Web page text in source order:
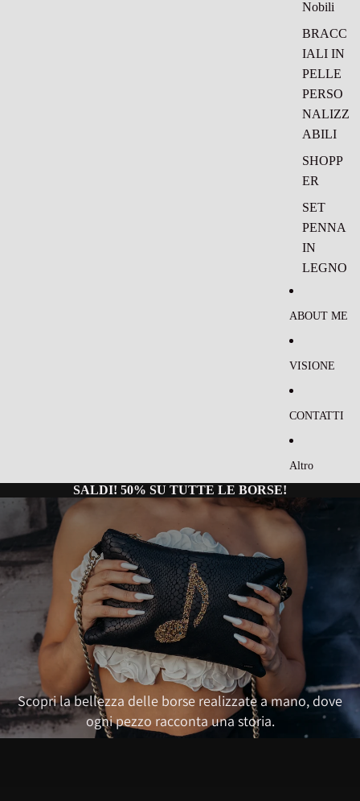
Nobili
BRACC
IALI IN
PELLE
PERSO
NALIZZ
ABILI
SHOPP
ER
SET
PENNA
IN
LEGNO
PELLE
NALIZZ
ABOUT ME
VISIONE
CONTATTI
Altro
SALDI! 50% SU TUTTE LE BORSE!
Scopri la bellezza delle borse realizzate a mano, dove
ogni pezzo racconta una storia.